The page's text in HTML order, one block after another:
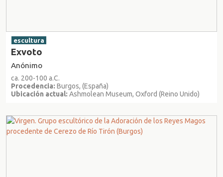
escultura
Exvoto
Anónimo
ca. 200-100 a.C.
Procedencia: Burgos, (España)
Ubicación actual: Ashmolean Museum, Oxford (Reino Unido)